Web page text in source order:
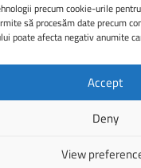
precum cookie-urile
să procesăm date precum
poate afecta negativ anumite
Accept
Deny
View